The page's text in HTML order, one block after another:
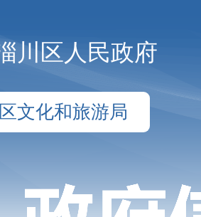
川区人民政府
文化和旅游局